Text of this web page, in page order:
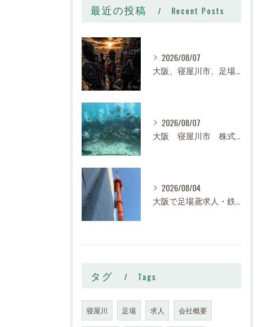
最近の投稿 Recent Posts
2026/08/07
2026/08/07
2026/08/04
タグ Tags
寝屋川 足場 求人 会社概要